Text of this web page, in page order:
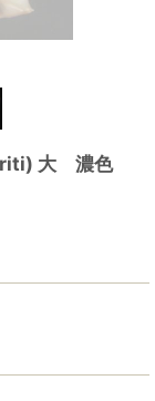
大 濃色